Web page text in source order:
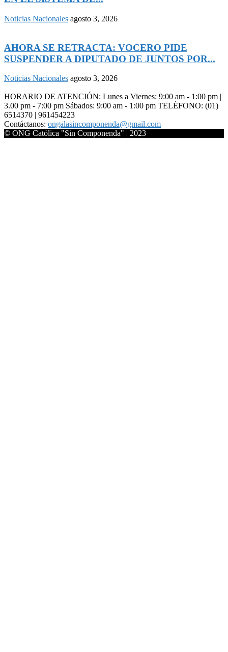
Noticias Nacionales agosto 3, 2026
AHORA SE RETRACTA: VOCERO PIDE
SUSPENDER A DIPUTADO DE JUNTOS POR...
Noticias Nacionales agosto 3, 2026
HORARIO DE ATENCIÓN: Lunes a Viernes: 9:00 am - 1:00 pm |
3.00 pm - 7:00 pm Sábados: 9:00 am - 1:00 pm TELÉFONO: (01)
6514370 | 961454223
Contáctanos: ongalasincomponenda@gmail.com
© ONG Católica "Sin Componenda" | 2023